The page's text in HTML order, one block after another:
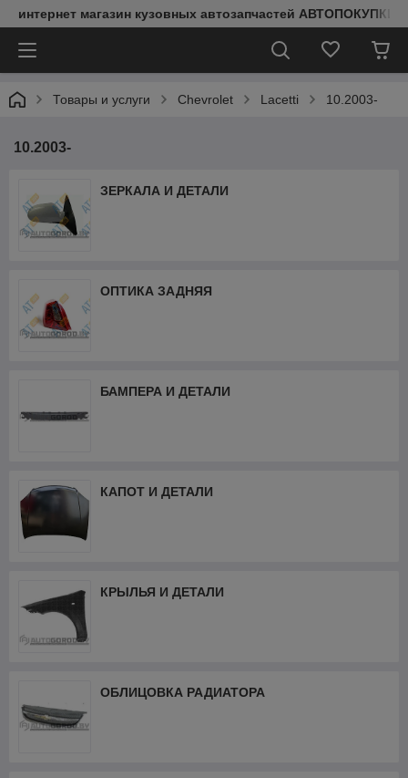
интернет магазин кузовных автозапчастей АВТОПОКУПКИ
Товары и услуги Chevrolet Lacetti 10.2003-
10.2003-
ЗЕРКАЛА И ДЕТАЛИ
ОПТИКА ЗАДНЯЯ
БАМПЕРА И ДЕТАЛИ
КАПОТ И ДЕТАЛИ
КРЫЛЬЯ И ДЕТАЛИ
ОБЛИЦОВКА РАДИАТОРА